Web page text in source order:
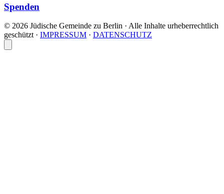
Spenden
© 2026 Jüdische Gemeinde zu Berlin · Alle Inhalte urheberrechtlich
geschützt · IMPRESSUM · DATENSCHUTZ